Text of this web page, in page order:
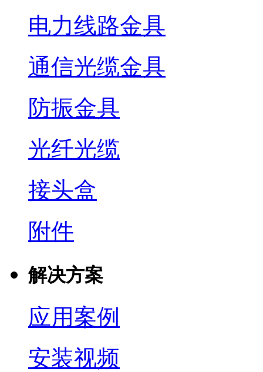
电力线路金具
通信光缆金具
防振金具
光纤光缆
接头盒
附件
解决方案
应用案例
安装视频